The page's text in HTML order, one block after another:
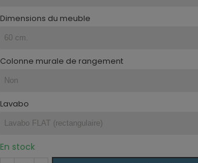
Dimensions du meuble
Colonne murale de rangement
Lavabo
En stock